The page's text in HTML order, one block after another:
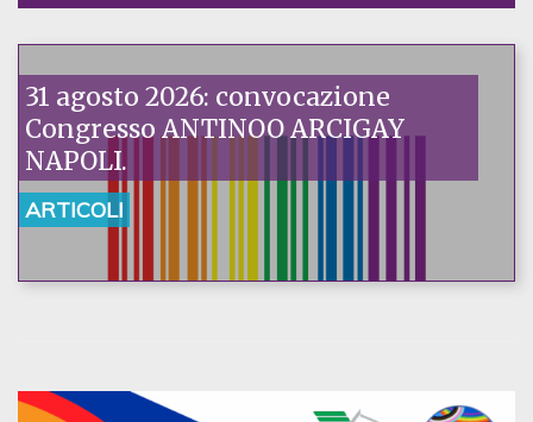
31 agosto 2026: convocazione
Congresso ANTINOO ARCIGAY
NAPOLI.
ARTICOLI